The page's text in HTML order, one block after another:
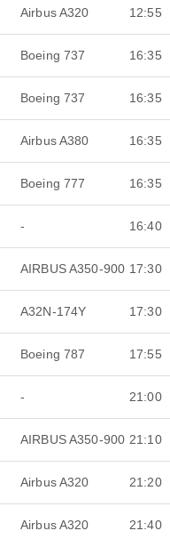
Airbus A320 12:55
Boeing 737 16:35
Boeing 737 16:35
Airbus A380 16:35
Boeing 777 16:35
- 16:40
AIRBUS A350-900 17:30
A32N-174Y 17:30
Boeing 787 17:55
- 21:00
AIRBUS A350-900 21:10
Airbus A320 21:20
Airbus A320 21:40